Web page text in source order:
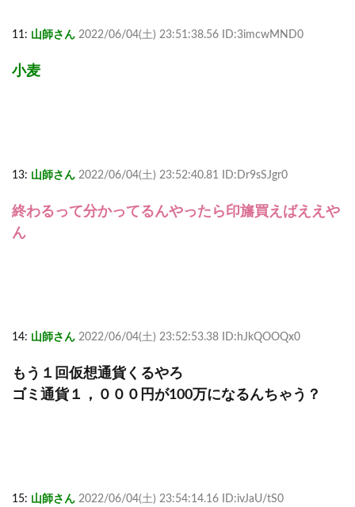
11: 山師さん 2022/06/04(土) 23:51:38.56 ID:3imcwMND0
小麦
13: 山師さん 2022/06/04(土) 23:52:40.81 ID:Dr9sSJgr0
終わるって分かってるんやったら印旛買えばええや
ん
14: 山師さん 2022/06/04(土) 23:52:53.38 ID:hJkQOOQx0
もう１回仮想通貨くるやろ
ゴミ通貨１，０００円が100万になるんちゃう？
15: 山師さん 2022/06/04(土) 23:54:14.16 ID:ivJaU/tS0